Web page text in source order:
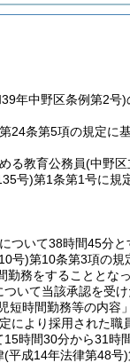
年中野区条例第2号)
第24条第5項の規定に
る教育公務員(中野
号)第1条第1号に規
ついて38時間45分と
号)第10条第3項の規
勤務をすることとな
いて当該承認を受
短時間勤務等の内容
により採用された職
時間30分から31時
(平成14年法律第48号)